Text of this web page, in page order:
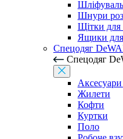
Шнури
Щітки для
Ящики для
Спецодяг
Спецодяг
Жилети
Кофти
Куртки
Поло